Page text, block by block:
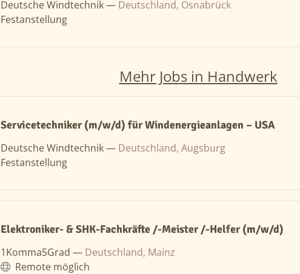
Deutsche Windtechnik — Deutschland, Osnabrück
Festanstellung
Mehr Jobs in Handwerk
Servicetechniker (m/w/d) für Windenergieanlagen – USA
Deutsche Windtechnik — Deutschland, Augsburg
Festanstellung
Elektroniker- & SHK-Fachkräfte /-Meister /-Helfer (m/w/d)
1Komma5Grad — Deutschland, Mainz
Remote möglich